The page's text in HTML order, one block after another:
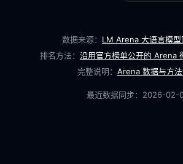
数据来源： LM Arena 大语言模型
排名方法： 沿用官方榜单公开的 Arena
完整说明： Arena 数据与方
最近数据同步： 2026-02-